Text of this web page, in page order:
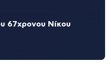
67χρονου Νίκου